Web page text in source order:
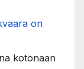
on
kotonaan